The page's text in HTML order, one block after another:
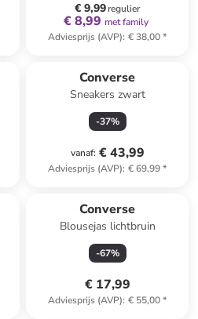
€ 9,99regulier
€ 8,99 met family
Adviesprijs (AVP): € 38,00*
Converse
Sneakers zwart
-37%
vanaf: € 43,99
Adviesprijs (AVP): € 69,99*
Converse
Blousejas lichtbruin
-67%
€ 17,99
Adviesprijs (AVP): € 55,00*